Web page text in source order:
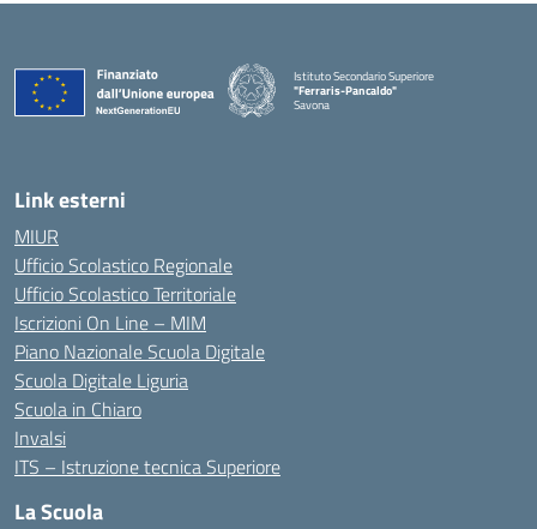
Istituto Secondario Superiore
"Ferraris-Pancaldo"
Savona
Link esterni
MIUR
Ufficio Scolastico Regionale
Ufficio Scolastico Territoriale
Iscrizioni On Line – MIM
Piano Nazionale Scuola Digitale
Scuola Digitale Liguria
Scuola in Chiaro
Invalsi
ITS – Istruzione tecnica Superiore
La Scuola